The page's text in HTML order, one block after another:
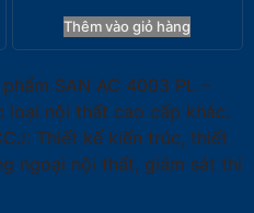
Thêm vào giỏ hàng
SAN AC 4003 PL –
loại nội thất cao cấp khác.
Thiết kế kiến trúc, thiết
ngoại nội thất, giám sát thi